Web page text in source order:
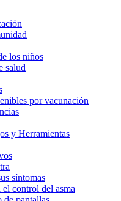
los niños
salud
por vacunación
y Herramientas
síntomas
control del asma